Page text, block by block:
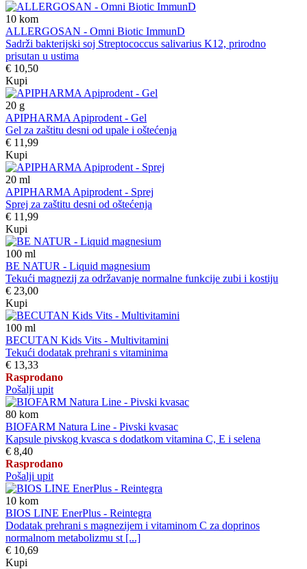
10 kom
ALLERGOSAN - Omni Biotic ImmunD
Sadrži bakterijski soj Streptococcus salivarius K12, prirodno
prisutan u ustima
€ 10,50
Kupi
20 g
APIPHARMA Apiprodent - Gel
Gel za zaštitu desni od upale i oštećenja
€ 11,99
Kupi
20 ml
APIPHARMA Apiprodent - Sprej
Sprej za zaštitu desni od oštećenja
€ 11,99
Kupi
100 ml
BE NATUR - Liquid magnesium
Tekući magnezij za održavanje normalne funkcije zubi i kostiju
€ 23,00
Kupi
100 ml
BECUTAN Kids Vits - Multivitamini
Tekući dodatak prehrani s vitaminima
€ 13,33
Rasprodano
Pošalji upit
80 kom
BIOFARM Natura Line - Pivski kvasac
Kapsule pivskog kvasca s dodatkom vitamina C, E i selena
€ 8,40
Rasprodano
Pošalji upit
10 kom
BIOS LINE EnerPlus - Reintegra
Dodatak prehrani s magnezijem i vitaminom C za doprinos
normalnom metabolizmu st [...]
€ 10,69
Kupi